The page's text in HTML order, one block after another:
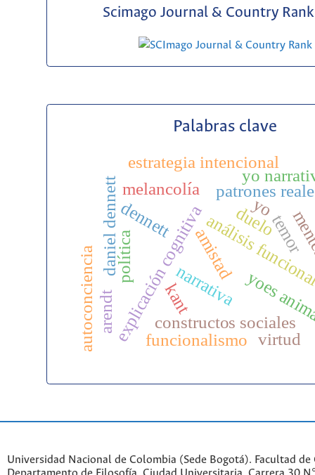
Scimago Journal & Country Rank
Palabras clave
dennett
explicación cognitivaanálisis
daniel dennett yo
narrativa
patrones
autoconciencia yoes
yo
constructos sociales
funcionalismo
estrategia intencional
política amistad
melancolía
duelotemor
kant
arendt
virtud
Universidad Nacional de Colombia (Sede Bogotá). Facultad de